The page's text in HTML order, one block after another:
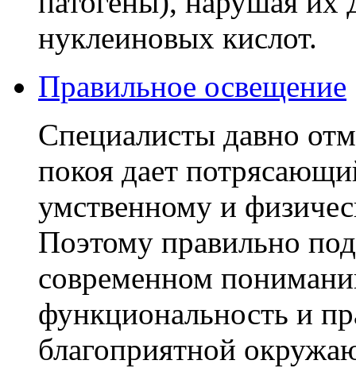
нуклеиновых кислот.
Правильное освещение
Специалисты давно
покоя дает
умственному и
Поэтому правильно
современном
функциональность и
благоприятной